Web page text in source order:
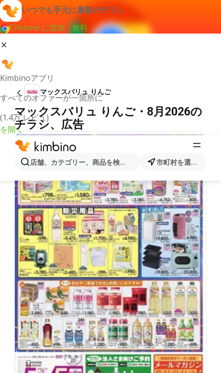
いつでも手元に最新のチラシ
Chrome に追加 - 無料
Kimbinoアプリ
すべてのオファーが一箇所に
(1.4万 レビュ)
を開く
店舗、カテゴリー、商品を検索... 市町村を選択します
マックスバリュ りんご
マックスバリュ りんご・8月2026の
チラシ、広告